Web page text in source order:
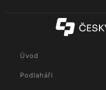
Úvod
Podlaháři